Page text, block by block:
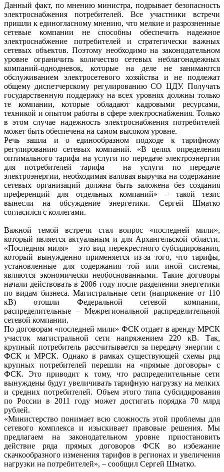
Данный факт, по мнению министра, подрывает безопасность
электроснабжения потребителей. Все участники встречи
пришли к единогласному мнению, что мелкие и разрозненные
сетевые компании не способны обеспечить надежное
электроснабжение потребителей и стратегически важных
сетевых объектов. Поэтому необходимо на законодательном
уровне ограничить количество сетевых неблагонадежных
компаний-однодневок, которые на деле не занимаются
обслуживанием электросетевого хозяйства и не подлежат
общему диспетчерскому регулированию СО ЦДУ. Получать
государственную поддержку на всех уровнях должны только
те компании, которые обладают кадровыми ресурсами,
техникой и опытом работы в сфере электроснабжения. Только
в этом случае надежность электроснабжения потребителей
может быть обеспечена на самом высоком уровне.
Речь зашла и о единообразном подходе к тарифному
регулированию сетевых компаний. «В целях определения
оптимального тарифа на услуги по передаче электроэнергии
для потребителей тарифа на услуги по передаче
электроэнергии, необходимая валовая выручка на содержание
сетевых организаций должна быть заложена без создания
преференций для отдельных компаний» – такой тезис
вынесли на обсуждение энергетики. Сергей Шматко
согласился с коллегами.
Важной темой встречи стал вопрос «последней мили»,
который является актуальным и для Архангельской области.
«Последняя миля» – это вид перекрестного субсидирования,
который вынужденно применяется из-за того, что тарифы,
установленные для содержания той или иной системы,
являются экономически необоснованными. Такие договоры
начали действовать в 2006 году после разделении энергетики
по видам бизнеса. Магистральные сети (напряжение от 110
кВ) отошли Федеральной сетевой компании,
распределительные – Межрегиональной распределительной
сетевой компании.
По договорам «последней мили» ФСК отдает в аренду МРСК
участок магистральной сети напряжением 220 кВ. Так,
крупный потребитель рассчитывается за передачу энергии с
ФСК и МРСК. Однако в рамках существующей схемы ряд
крупных потребителей перешли на «прямые договоры» с
ФСК. Это приводит к тому, что распределительные сети
вынуждены будут увеличивать тарифную нагрузку на мелких
и средних потребителей. Объем этого типа субсидирования
по России в 2011 году может достигать порядка 70 млрд
рублей.
«Министерство понимает всю сложность этой проблемы для
сетевого комплекса и изыскивает правовые решения. Мы
предлагаем на законодательном уровне приостановить
действие ряда прямых договоров ФСК во избежание
скачкообразного изменения тарифов в регионах и увеличения
нагрузки на потребителей», – сообщил Сергей Шматко.